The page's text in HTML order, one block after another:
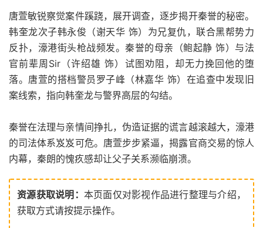
唐萱敏锐察觉案件蹊跷，展开调查，逐步揭开秦誉的秘密。
韩奎龙次子韩永俊（谢天华 饰）为兄复仇，联合黑帮势力
反扑，濠港街头枪战频发。秦誉的母亲（鲍起静 饰）与法
官前辈周Sir（许绍雄 饰）试图劝阻，却无力挽回他的堕
落。唐萱的搭档警员罗子峰（林嘉华 饰）在追查中发现旧
案线索，指向韩奎龙与警界高层的勾结。
秦誉在法理与亲情间挣扎，伪造证据的谎言越滚越大，濠港
的司法体系岌岌可危。唐萱步步紧逼，揭露官商交易的惊人
内幕，秦朗的愧疚感却让父子关系濒临崩溃。
资源获取说明： 本页面仅对影视作品进行整理与介绍，
获取方式请按提示操作。